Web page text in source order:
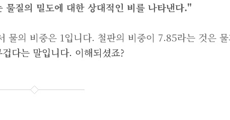
질의 밀도에 대한 상대적인 비를 나타낸다."
물의 비중은 1입니다. 철판의 비중이 7.85라는 것은
다는 말입니다. 이해되셨죠?